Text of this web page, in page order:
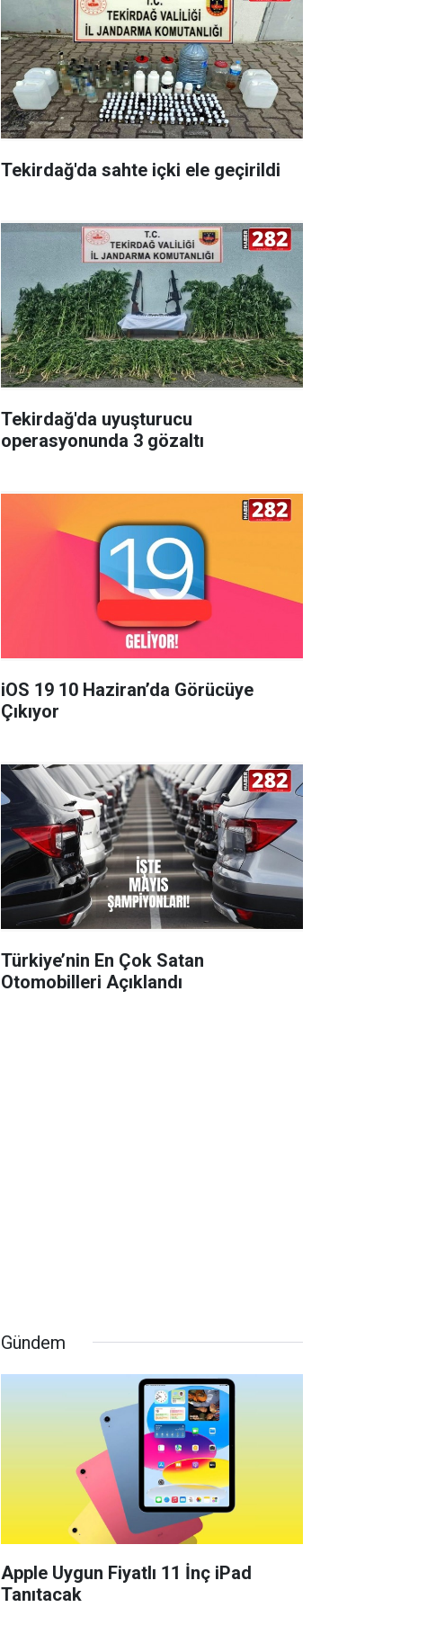
Tekirdağ'da sahte içki ele geçirildi
Tekirdağ'da uyuşturucu
operasyonunda 3 gözaltı
iOS 19 10 Haziran’da Görücüye
Çıkıyor
Türkiye’nin En Çok Satan
Otomobilleri Açıklandı
Gündem
Apple Uygun Fiyatlı 11 İnç iPad
Tanıtacak